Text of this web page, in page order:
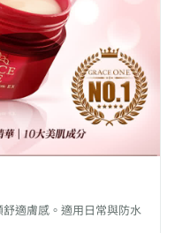
適膚感。適用日常與防水